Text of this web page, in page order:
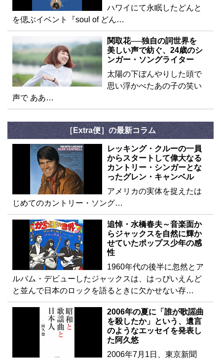
ハワイにて永眠したどんと
を偲ぶイベント『soul of どん…
関取花──独自の詞世界を
美しい声で紡ぐ、24歳のシ
ンガー・ソングライター
太陽の下ぼんやりした頭で
思い浮かべたあの子の笑い
声で ああ…
［Extra便］の最新コラム
レッキング・クルーの一員
からスタートして偉大なる
カントリー・シンガーとな
ったグレン・キャンベル
アメリカの実体を捉えたは
じめてのカントリー・ソング…
追悼・水橋春夫～音楽面か
らジャックスを自然に輝か
せていたポップス少年の感
性
1960年代の後半に忽然とア
ルバム・デビューしたジャックスは、はっぴいえんど
と並んで日本のロックを語るときに欠かせない存…
2006年の夏に「誰が歌謡曲
を殺したか」という、遺言
のようなエッセイを発表し
た阿久悠
2006年7月1日、東京新聞